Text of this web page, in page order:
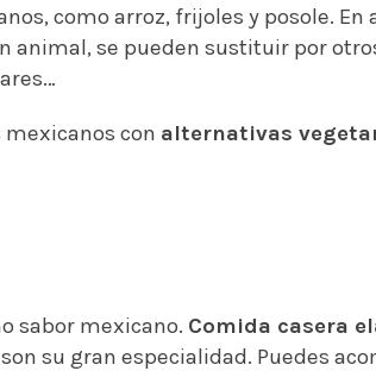
como arroz, frijoles y posole. En
animal, se pueden sustituir por
con alternativas
sabor mexicano. Comida casera
son su gran especialidad. Puedes